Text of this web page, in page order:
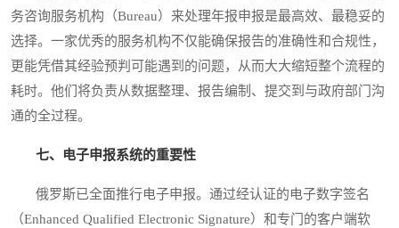
务咨询服务机构（Bureau）来处理年报申报是最高效、最稳妥的
选择。一家优秀的服务机构不仅能确保报告的准确性和合规性，
更能凭借其经验预判可能遇到的问题，从而大大缩短整个流程的
耗时。他们将负责从数据整理、报告编制、提交到与政府部门沟
通的全过程。
七、电子申报系统的重要性
俄罗斯已全面推行电子申报。通过经认证的电子数字签名
（Enhanced Qualified Electronic Signature）和专门的客户端软